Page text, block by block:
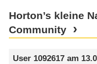
Horton’s kleine
Community
User 1092617 am